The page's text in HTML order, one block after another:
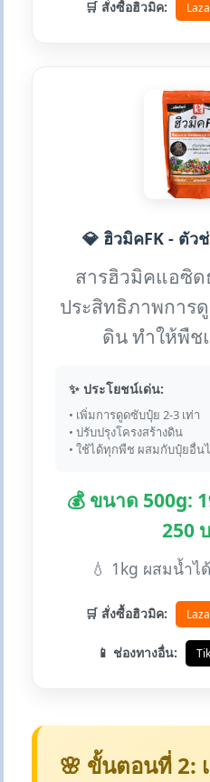
🛒 สั่งซื้อฮิวมิค:
💎 ฮิวมิคFK - ตัว
สารฮิวมิคแอซิด
ประสิทธิภาพการ
ดิน ทำให้พืช
✨ ประโยชน์เด่น:
• เพิ่มการดูดซับปุ๋ย 2-3 เท่า
• ปรับปรุงโครงสร้างดิน
• ใช้ได้ทุกพืช ผสมกับปุ๋ยอื่น
💰 ขนาด 500g:
250
💧 1kg ผสมน้ำไ
🛒 สั่งซื้อฮิวมิค:
📱 ช่องทางอื่น:
🌸 ขั้นตอนที่ 2: